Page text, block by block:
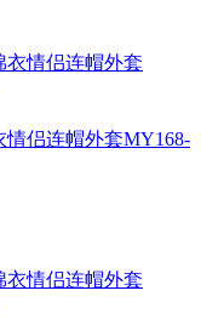
情侣连帽外套MY168-